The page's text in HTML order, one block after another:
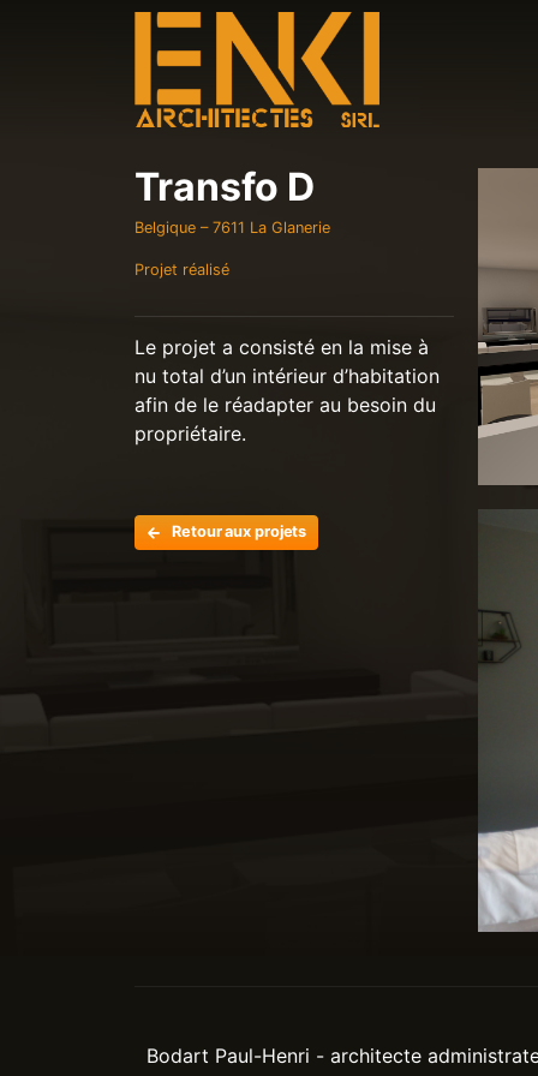
Transfo D
Belgique – 7611 La Glanerie
Projet réalisé
Le projet a consisté en la mise à
nu total d’un intérieur d’habitation
afin de le réadapter au besoin du
propriétaire.
Retour aux projets
Bodart Paul-Henri - architecte